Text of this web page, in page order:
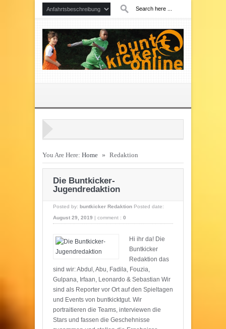
You Are Here: Home » Redaktion
Die Buntkicker-
Jugendredaktion
Posted by: buntkicker Redaktion Posted date:
August 29, 2019 | comment : 0
Hi ihr da! Die
Buntkicker
Redaktion das
sind wir: Abdul, Abu, Fadila, Fouzia,
Gulpana, Irfaan, Leonardo & Sebastian Wir
sind als Reporter vor Ort auf den Spieltagen
und Events von buntkicktgut. Wir
portraitieren die Teams, interviewen die
Stars und fassen die Geschehnisse